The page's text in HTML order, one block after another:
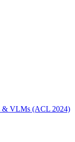
& VLMs (ACL 2024)